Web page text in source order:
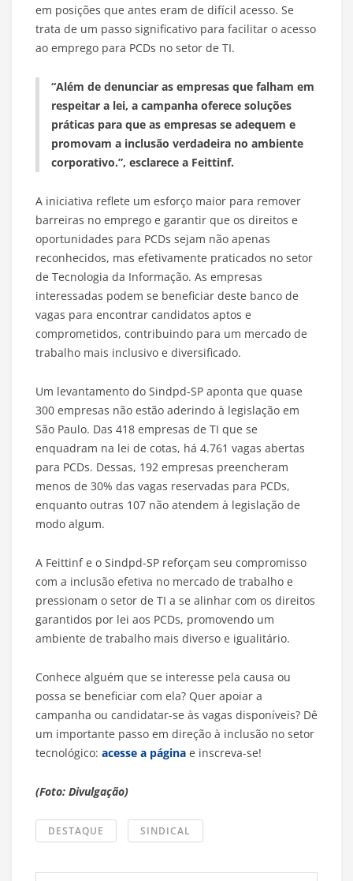
em posições que antes eram de difícil acesso. Se
trata de um passo significativo para facilitar o acesso
ao emprego para PCDs no setor de TI.
“Além de denunciar as empresas que falham em
respeitar a lei, a campanha oferece soluções
práticas para que as empresas se adequem e
promovam a inclusão verdadeira no ambiente
corporativo.”, esclarece a Feittinf.
A iniciativa reflete um esforço maior para remover
barreiras no emprego e garantir que os direitos e
oportunidades para PCDs sejam não apenas
reconhecidos, mas efetivamente praticados no setor
de Tecnologia da Informação. As empresas
interessadas podem se beneficiar deste banco de
vagas para encontrar candidatos aptos e
comprometidos, contribuindo para um mercado de
trabalho mais inclusivo e diversificado.
Um levantamento do Sindpd-SP aponta que quase
300 empresas não estão aderindo à legislação em
São Paulo. Das 418 empresas de TI que se
enquadram na lei de cotas, há 4.761 vagas abertas
para PCDs. Dessas, 192 empresas preencheram
menos de 30% das vagas reservadas para PCDs,
enquanto outras 107 não atendem à legislação de
modo algum.
A Feittinf e o Sindpd-SP reforçam seu compromisso
com a inclusão efetiva no mercado de trabalho e
pressionam o setor de TI a se alinhar com os direitos
garantidos por lei aos PCDs, promovendo um
ambiente de trabalho mais diverso e igualitário.
Conhece alguém que se interesse pela causa ou
possa se beneficiar com ela? Quer apoiar a
campanha ou candidatar-se às vagas disponíveis? Dê
um importante passo em direção à inclusão no setor
tecnológico: acesse a página e inscreva-se!
(Foto: Divulgação)
DESTAQUE SINDICAL